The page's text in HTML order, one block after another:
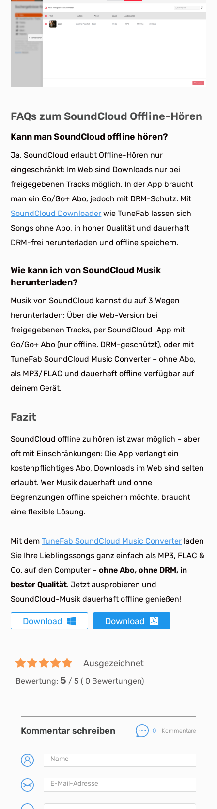
FAQs zum SoundCloud Offline-Hören
Kann man SoundCloud offline hören?
Ja. SoundCloud erlaubt Offline-Hören nur
eingeschränkt: Im Web sind Downloads nur bei
freigegebenen Tracks möglich. In der App braucht
man ein Go/Go+ Abo, jedoch mit DRM-Schutz. Mit
SoundCloud Downloader wie TuneFab lassen sich
Songs ohne Abo, in hoher Qualität und dauerhaft
DRM-frei herunterladen und offline speichern.
Wie kann ich von SoundCloud Musik
herunterladen?
Musik von SoundCloud kannst du auf 3 Wegen
herunterladen: Über die Web-Version bei
freigegebenen Tracks, per SoundCloud-App mit
Go/Go+ Abo (nur offline, DRM-geschützt), oder mit
TuneFab SoundCloud Music Converter – ohne Abo,
als MP3/FLAC und dauerhaft offline verfügbar auf
deinem Gerät.
Fazit
SoundCloud offline zu hören ist zwar möglich – aber
oft mit Einschränkungen: Die App verlangt ein
kostenpflichtiges Abo, Downloads im Web sind selten
erlaubt. Wer Musik dauerhaft und ohne
Begrenzungen offline speichern möchte, braucht
eine flexible Lösung.
Mit demTuneFab SoundCloud Music Converter laden
Sie Ihre Lieblingssongs ganz einfach als MP3, FLAC &
Co. auf den Computer –ohne Abo, ohne DRM, in
bester Qualität. Jetzt ausprobieren und
SoundCloud-Musik dauerhaft offline genießen!
Download Download
Ausgezeichnet
Bewertung:5 /5 ( 0 Bewertungen)
Kommentar schreiben 0 Kommentare